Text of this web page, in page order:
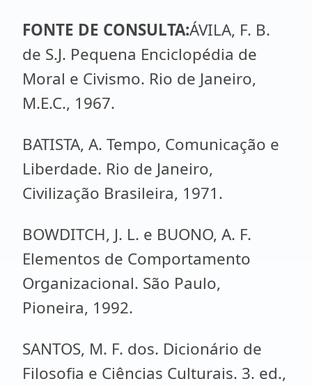
FONTE DE CONSULTA:ÁVILA, F. B.
de S.J. Pequena Enciclopédia de
Moral e Civismo. Rio de Janeiro,
M.E.C., 1967.
BATISTA, A. Tempo, Comunicação e
Liberdade. Rio de Janeiro,
Civilização Brasileira, 1971.
BOWDITCH, J. L. e BUONO, A. F.
Elementos de Comportamento
Organizacional. São Paulo,
Pioneira, 1992.
SANTOS, M. F. dos. Dicionário de
Filosofia e Ciências Culturais. 3. ed.,